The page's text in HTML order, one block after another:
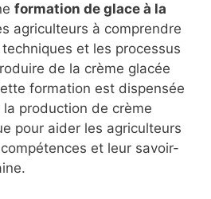
formation de glace à la
agriculteurs à comprendre
et les processus
de la crème glacée
formation est dispensée
production de crème
pour aider les agriculteurs
et leur savoir-